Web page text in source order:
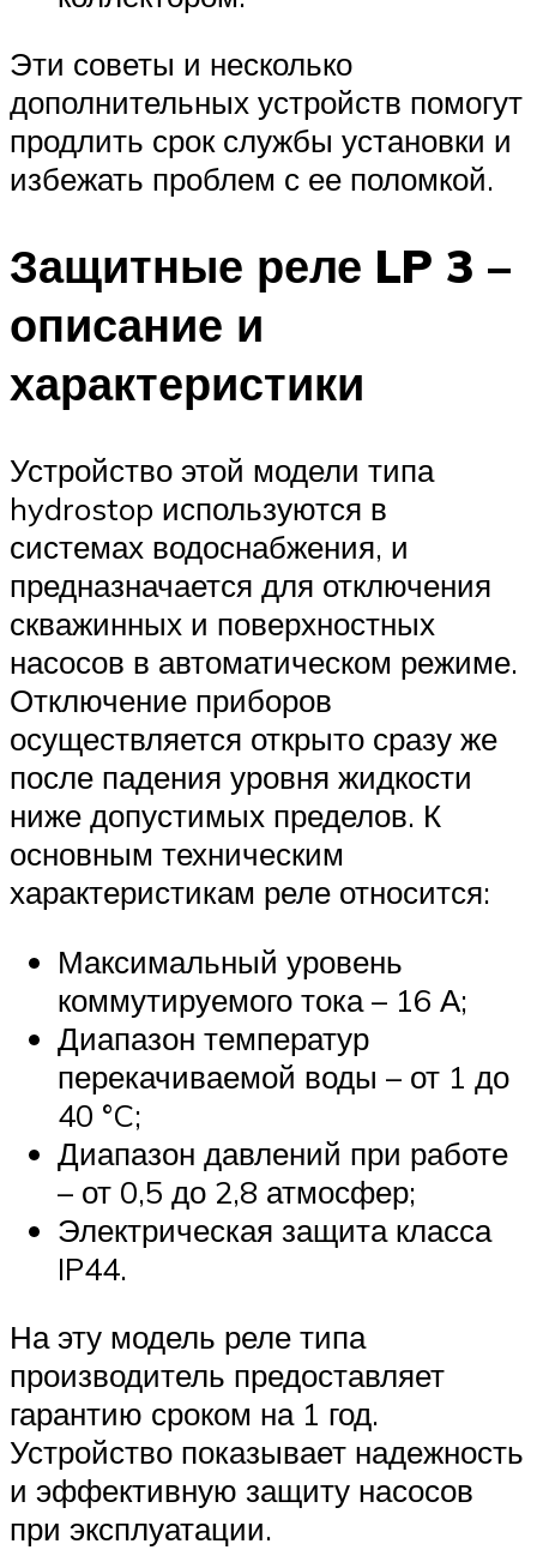
Эти советы и несколько
дополнительных устройств помогут
продлить срок службы установки и
избежать проблем с ее поломкой.
Защитные реле LP 3 –
описание и
характеристики
Устройство этой модели типа
hydrostop используются в
системах водоснабжения, и
предназначается для отключения
скважинных и поверхностных
насосов в автоматическом режиме.
Отключение приборов
осуществляется открыто сразу же
после падения уровня жидкости
ниже допустимых пределов. К
основным техническим
характеристикам реле относится:
Максимальный уровень
коммутируемого тока – 16 А;
Диапазон температур
перекачиваемой воды – от 1 до
40 °C;
Диапазон давлений при работе
– от 0,5 до 2,8 атмосфер;
Электрическая защита класса
IP44.
На эту модель реле типа
производитель предоставляет
гарантию сроком на 1 год.
Устройство показывает надежность
и эффективную защиту насосов
при эксплуатации.